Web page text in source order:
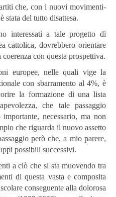
che, con i nuovi movimenti-
stata del tutto disattesa.
interessati a tale progetto di
cattolica, dovrebbero orientare
con questa prospettiva.
europee, nelle quali vige la
con sbarramento al 4%, è
la formazione di una lista
che tale passaggio
necessario, ma non
che riguarda il nuovo assetto
però che, a mio parere,
possibili successivi.
a ciò che si sta muovendo tra
di questa vasta e composita
conseguente alla dolorosa